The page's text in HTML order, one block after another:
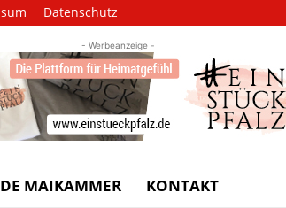
Datenschutz
- Werbeanzeige -
MAIKAMMER KONTAKT